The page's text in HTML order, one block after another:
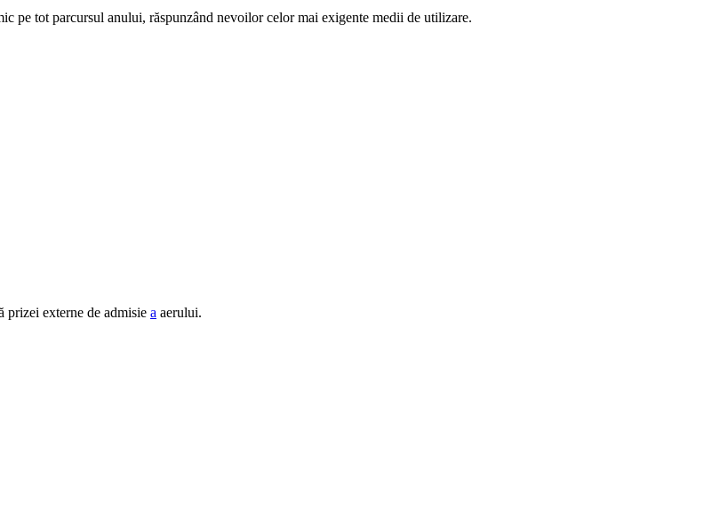
pe tot parcursul anului, răspunzând nevoilor celor mai exigente medii de utilizare.
prizei externe de admisie a aerului.